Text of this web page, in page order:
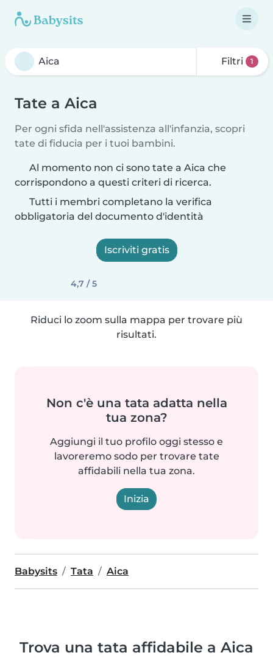
Filtri 1
Tate a Aica
Per ogni sfida nell'assistenza all'infanzia, scopri
tate di fiducia per i tuoi bambini.
Al momento non ci sono tate a Aica che
corrispondono a questi criteri di ricerca.
Tutti i membri completano la verifica
obbligatoria del documento d'identità
Iscriviti gratis
4,7 / 5
Riduci lo zoom sulla mappa per trovare più
risultati.
Non c'è una tata adatta nella
tua zona?
Aggiungi il tuo profilo oggi stesso e
lavoreremo sodo per trovare tate
affidabili nella tua zona.
Inizia
Babysits Tata Aica
Trova una tata affidabile a Aica